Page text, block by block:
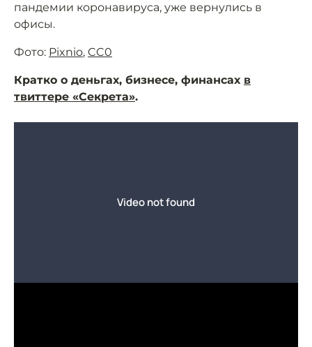
пандемии коронавируса, уже вернулись в
офисы.
Фото: Pixnio, CC0
Кратко о деньгах, бизнесе, финансах в
твиттере «Секрета».